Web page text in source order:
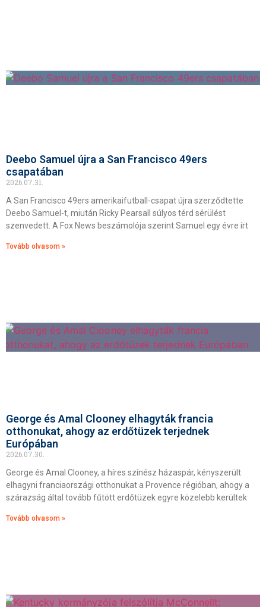
Deebo Samuel újra a San Francisco 49ers
csapatában
2026.07.31.
A San Francisco 49ers amerikaifutball-csapat újra szerződtette
Deebo Samuel-t, miután Ricky Pearsall súlyos térd sérülést
szenvedett. A Fox News beszámolója szerint Samuel egy évre írt
Tovább olvasom »
George és Amal Clooney elhagyták francia
otthonukat, ahogy az erdőtüzek terjednek
Európában
2026.07.30.
George és Amal Clooney, a híres színész házaspár, kényszerült
elhagyni franciaországi otthonukat a Provence régióban, ahogy a
szárazság által tovább fűtött erdőtüzek egyre közelebb kerültek
Tovább olvasom »